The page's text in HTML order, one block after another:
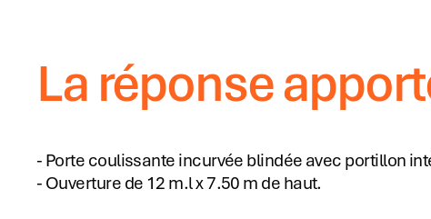
La réponse
- Porte coulissante incurvée blindée avec portillon
- Ouverture de 12 m.l x 7.50 m de haut.